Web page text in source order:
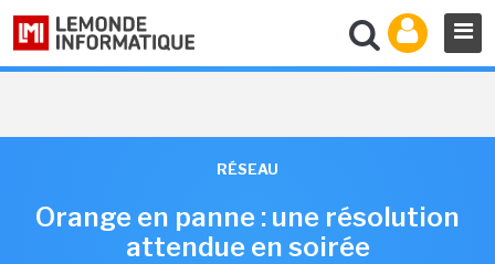
RÉSEAU
Orange en panne : une résolution
attendue en soirée